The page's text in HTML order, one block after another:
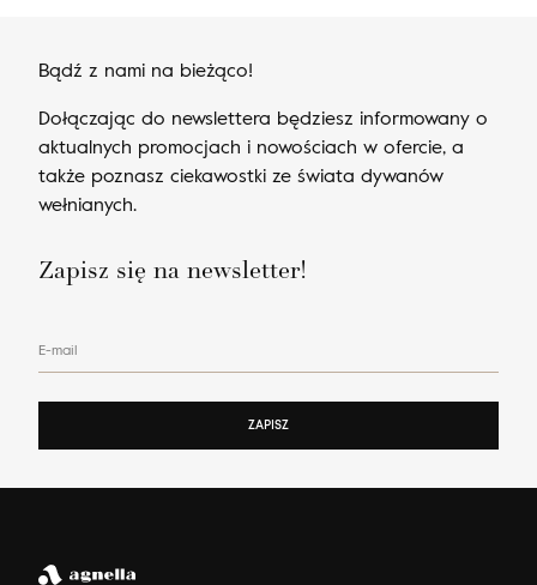
Bądź z nami na bieżąco!
Dołączając do newslettera będziesz informowany o
aktualnych promocjach i nowościach w ofercie, a
także poznasz ciekawostki ze świata dywanów
wełnianych.
Zapisz się na newsletter!
E-mail
ZAPISZ